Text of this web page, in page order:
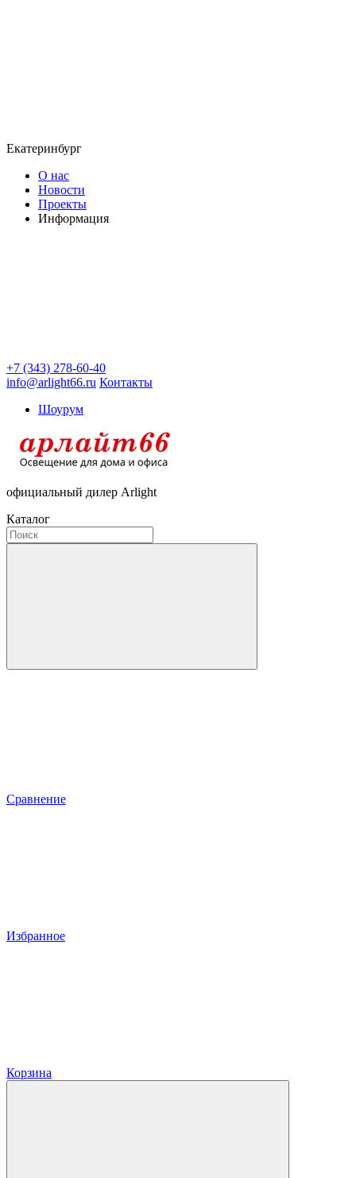
Екатеринбург
О нас
Новости
Проекты
Информация
+7 (343) 278-60-40
info@arlight66.ru Контакты
Шоурум
официальный дилер Arlight
Каталог
Сравнение
Избранное
Корзина